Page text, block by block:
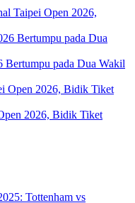
Taipei Open 2026,
Bertumpu pada Dua Wakil
2026, Bidik Tiket